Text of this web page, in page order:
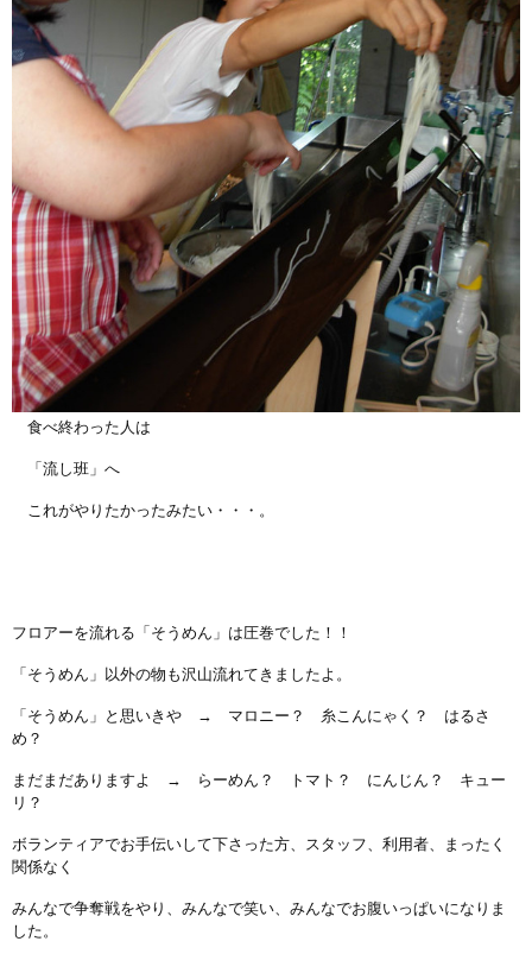
食べ終わった人は
「流し班」へ
これがやりたかったみたい・・・。
フロアーを流れる「そうめん」は圧巻でした！！
「そうめん」以外の物も沢山流れてきましたよ。
「そうめん」と思いきや → マロニー？ 糸こんにゃく？ はるさ
め？
まだまだありますよ → らーめん？ トマト？ にんじん？ キュー
リ？
ボランティアでお手伝いして下さった方、スタッフ、利用者、まったく
関係なく
みんなで争奪戦をやり、みんなで笑い、みんなでお腹いっぱいになりま
した。